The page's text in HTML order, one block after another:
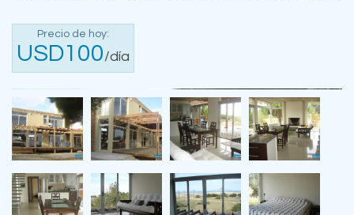
Precio de hoy:
USD100/día